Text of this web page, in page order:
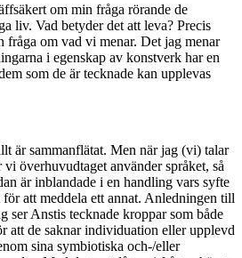
om min fråga rörande de
liv. Vad betyder det att leva? Precis
fråga om vad vi menar. Det jag menar
i egenskap av konstverk har en
som de är tecknade kan upplevas
är sammanflätat. Men när jag (vi) talar
överhuvudtaget använder språket, så
är inblandade i en handling vars syfte
att meddela ett annat. Anledningen till
ser Anstis tecknade kroppar som både
att de saknar individuation eller upplevd
sina symbiotiska och-/eller